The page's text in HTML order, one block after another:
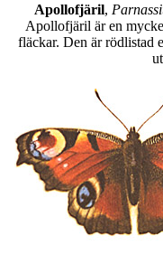
Apollofjäril,
Apollofjäril är en
fläckar. Den är rödlistad